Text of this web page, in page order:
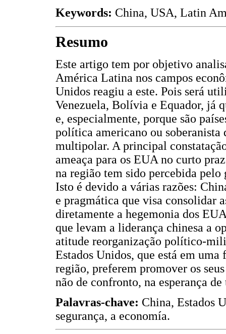
Keywords: China, USA, Latin
Resumo
Este artigo tem por objetivo
América Latina nos campos
Unidos reagiu a este. Pois será
Venezuela, Bolívia e Equador, já
e, especialmente, porque são
política americano ou
multipolar. A principal
ameaça para os EUA no curto
na região tem sido percebida
Isto é devido a várias razões:
e pragmática que visa consolidar
diretamente a hegemonia dos
que levam a liderança chinesa a
atitude reorganização político-
Estados Unidos, que está em
região, preferem promover os
não de confronto, na esperança
Palavras-chave: China, Estados
segurança, a economía.